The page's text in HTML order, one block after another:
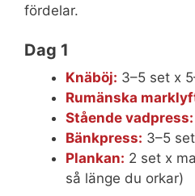
fördelar.
Dag 1
Knäböj: 3–5 set x
Rumänska
Stående vadpress:
Bänkpress: 3–5
Plankan: 2 set x
så länge du orkar)